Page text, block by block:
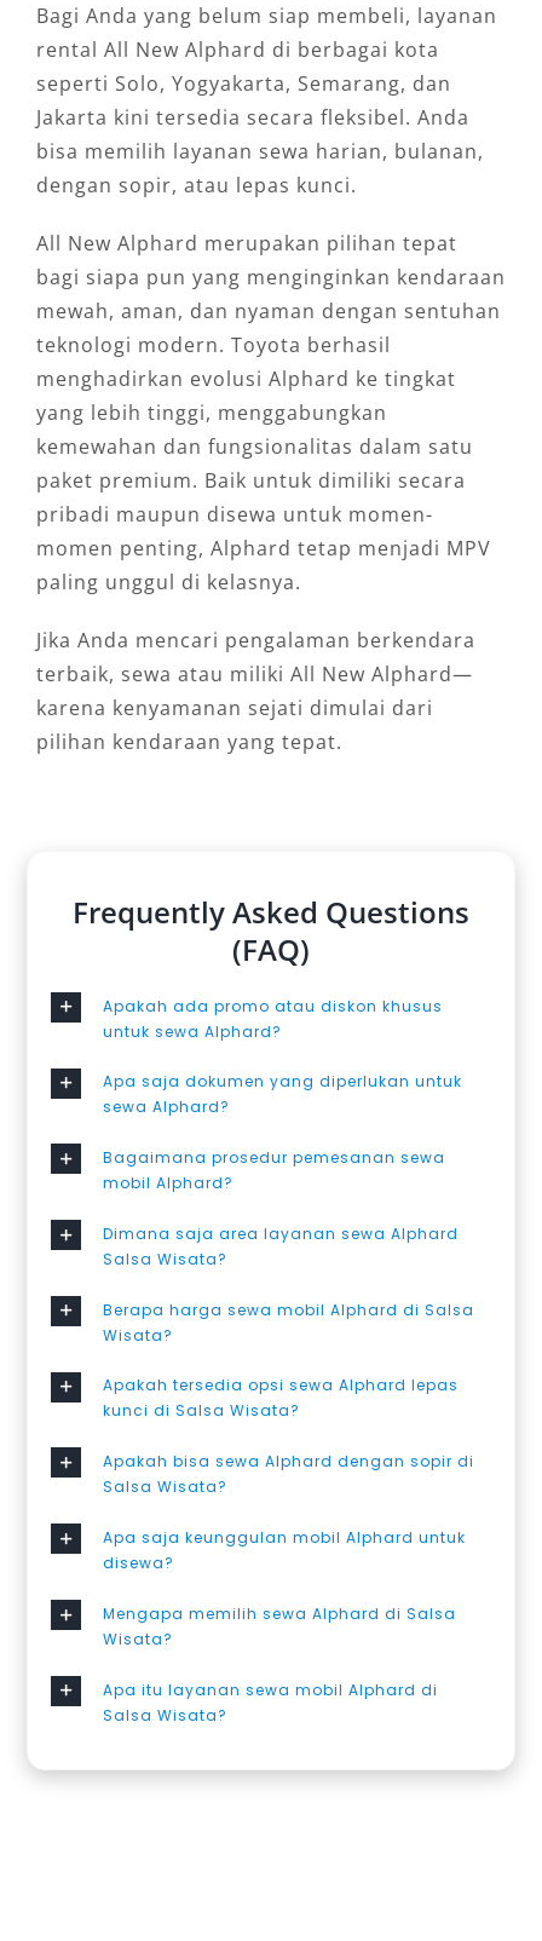
Bagi Anda yang belum siap membeli, layanan
rental All New Alphard di berbagai kota
seperti Solo, Yogyakarta, Semarang, dan
Jakarta kini tersedia secara fleksibel. Anda
bisa memilih layanan sewa harian, bulanan,
dengan sopir, atau lepas kunci.
All New Alphard merupakan pilihan tepat
bagi siapa pun yang menginginkan kendaraan
mewah, aman, dan nyaman dengan sentuhan
teknologi modern. Toyota berhasil
menghadirkan evolusi Alphard ke tingkat
yang lebih tinggi, menggabungkan
kemewahan dan fungsionalitas dalam satu
paket premium. Baik untuk dimiliki secara
pribadi maupun disewa untuk momen-
momen penting, Alphard tetap menjadi MPV
paling unggul di kelasnya.
Jika Anda mencari pengalaman berkendara
terbaik, sewa atau miliki All New Alphard—
karena kenyamanan sejati dimulai dari
pilihan kendaraan yang tepat.
Frequently Asked Questions
(FAQ)
Apakah ada promo atau diskon khusus
untuk sewa Alphard?
Apa saja dokumen yang diperlukan untuk
sewa Alphard?
Bagaimana prosedur pemesanan sewa
mobil Alphard?
Dimana saja area layanan sewa Alphard
Salsa Wisata?
Berapa harga sewa mobil Alphard di Salsa
Wisata?
Apakah tersedia opsi sewa Alphard lepas
kunci di Salsa Wisata?
Apakah bisa sewa Alphard dengan sopir di
Salsa Wisata?
Apa saja keunggulan mobil Alphard untuk
disewa?
Mengapa memilih sewa Alphard di Salsa
Wisata?
Apa itu layanan sewa mobil Alphard di
Salsa Wisata?